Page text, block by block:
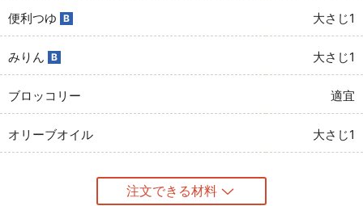
便利つゆ B 大さじ1
みりん B 大さじ1
ブロッコリー 適宜
オリーブオイル 大さじ1
注文できる材料